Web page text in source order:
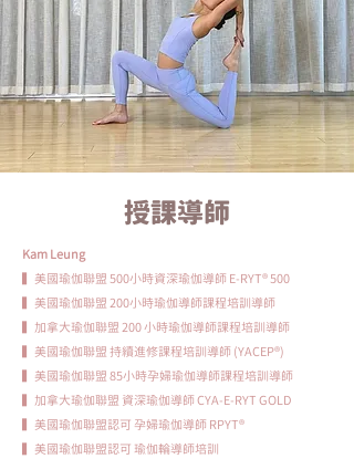
​授課導師
Kam Leung
▍美國瑜伽聯盟 500小時資深瑜伽導師 E-RYT® 500
▍美國瑜伽聯盟 200小時瑜伽導師課程培訓導師
▍加拿大瑜伽聯盟 200 小時瑜伽導師課程培訓導師
▍美國瑜伽聯盟 持續進修課程培訓導師 (YACEP®️)
▍美國瑜伽聯盟 85小時孕婦瑜伽導師課程培訓導師
▍加拿大瑜伽聯盟 資深瑜伽導師 CYA-E-RYT GOLD
▍美國瑜伽聯盟認可 孕婦瑜伽導師 RPYT®
▍美國瑜伽聯盟認可 瑜伽輪導師培訓